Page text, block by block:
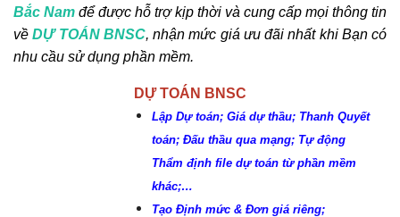
Bắc Nam để được hỗ trợ kịp thời và cung cấp mọi thông tin
vềDỰ TOÁN BNSC, nhận mức giá ưu đãi nhất khi Bạn có
nhu cầu sử dụng phần mềm.
DỰ TOÁN BNSC
Lập Dự toán; Giá dự thầu; Thanh Quyết
toán; Đấu thầu qua mạng; Tự động
Thẩm định file dự toán từ phần mềm
khác;…
Tạo Định mức & Đơn giá riêng;